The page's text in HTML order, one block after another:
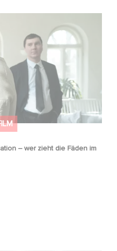
– wer zieht die Fäden im
– wer zieht die Fäden